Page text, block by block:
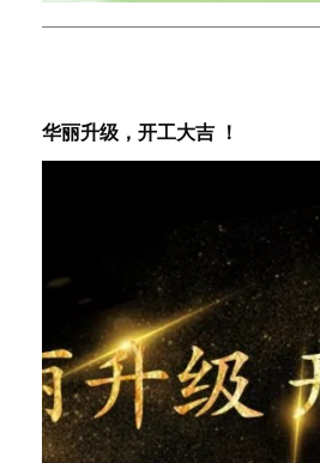
华丽升级，开工大吉 ！